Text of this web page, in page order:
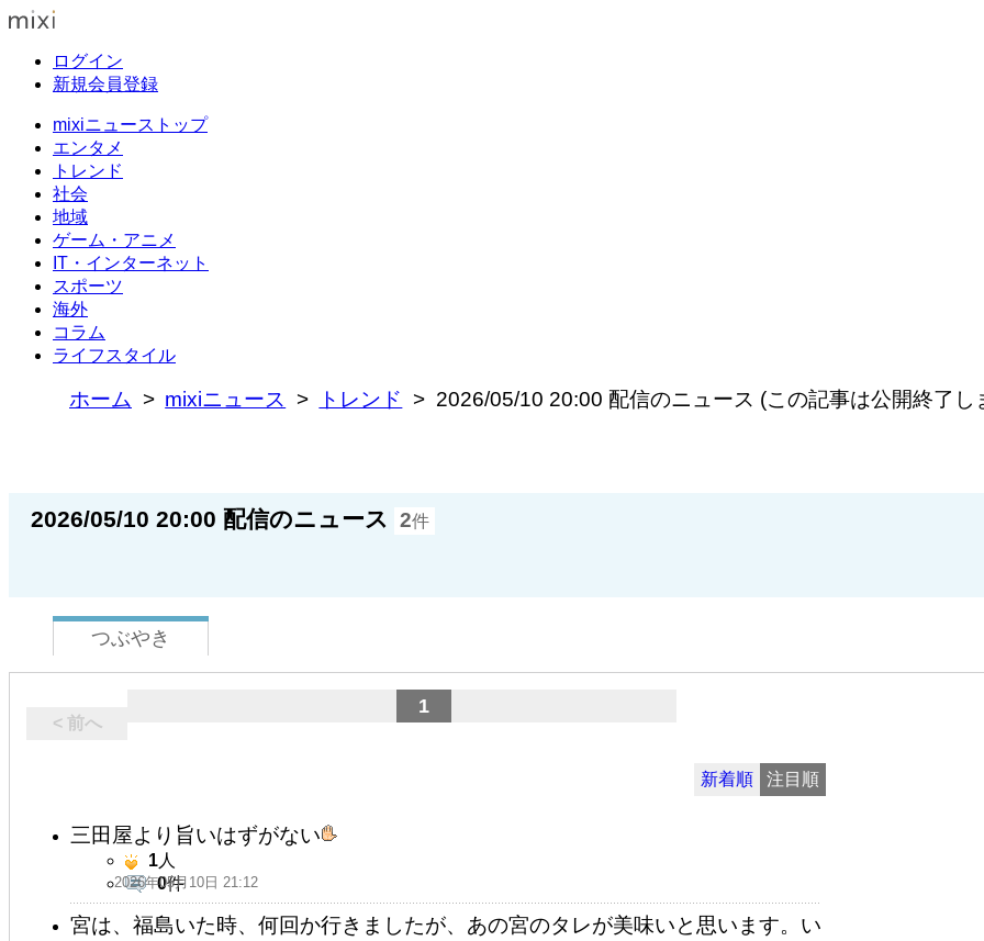
ログイン
新規会員登録
mixiニューストップ
エンタメ
トレンド
社会
地域
ゲーム・アニメ
IT・インターネット
スポーツ
海外
コラム
ライフスタイル
ホーム mixiニュース トレンド 2026/05/10 20:00 配信のニュース (この記事は公開終了し
2026/05/10 20:00 配信のニュース 2件
つぶやき
< 前へ
1
新着順 注目順
三田屋より旨いはずがない
2026年05月10日 21:12
1人
0件
宮は、福島いた時、何回か行きましたが、あの宮のタレが美味いと思います。い